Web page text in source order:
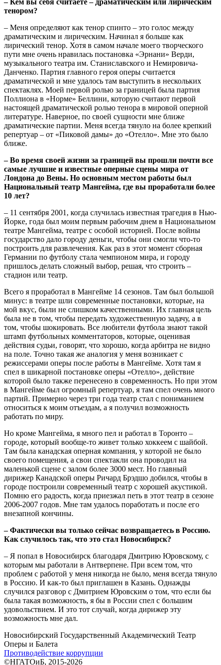
– Кем вы себя считаете – драматическим или лирическим
тенором?
– Меня определяют как тенор спинто – это голос между
драматическим и лирическим. Начинал я больше как
лирический тенор. Хотя в самом начале моего творческого
пути мне очень нравилась постановка «Эрнани» Верди,
музыкального театра им. Станиславского и Немировича-
Данченко. Партия главного героя оперы считается
драматической и мне удалось там выступить в нескольких
спектаклях. Моей первой ролью за границей была партия
Поллиона в «Норме» Беллини, которую считают первой
настоящей драматической ролью тенора в мировой оперной
литературе. Наверное, по своей сущности мне ближе
драматические партии. Меня всегда тянуло на более крепкий
репертуар – от «Пиковой дамы» до «Отелло». Мне это было
ближе.
– Во время своей жизни за границей вы прошли почти все
самые лучшие и известные оперные сцены мира от
Лондона до Вены. Но основным местом работы был
Национальный театр Мангейма, где вы проработали более
10 лет?
– 11 сентября 2001, когда случилась известная трагедия в Нью-
Йорке, года был моим первым рабочим днем в Национальном
театре Мангейма, театре с особой историей. После войны
государство дало городу деньги, чтобы они смогли что-то
построить для развлечения. Как раз в этот момент сборная
Германии по футболу стала чемпионом мира, и городу
пришлось делать сложный выбор, решая, что строить –
стадион или театр.
Всего я проработал в Мангейме 14 сезонов. Там был большой
минус: в театре шли современные постановки, которые, на
мой вкус, были не слишком качественными. Их главная цель
была не в том, чтобы передать художественную задачу, а в
том, чтобы шокировать. Все любители футбола знают такой
штамп футбольных комментаторов, которые, оценивая
действия судьи, говорят, что хорошо, когда арбитра не видно
на поле. Точно такая же аналогия у меня возникает с
режиссерами оперы после работы в Мангейме. Хотя там я
спел в шикарной постановке оперы «Отелло», действие
которой было также перенесено в современность. Но при этом
в Мангейме был огромный репертуар, я там спел очень много
партий. Примерно через три года театр стал с пониманием
относиться к моим отъездам, а я получил возможность
работать по миру.
Но кроме Мангейма, я много пел и работал в Торонто –
городе, который вообще-то живет только хоккеем с шайбой.
Там была канадская оперная компания, у которой не было
своего помещения, а свои спектакли она проводил на
маленькой сцене с залом более 3000 мест. Но главный
дирижер Канадской оперы Ричард Брэдшо добился, чтобы в
городе построили современный театр с хорошей акустикой.
Помню его радость, когда приезжал петь в этот театр в сезоне
2006-2007 годов. Мне там удалось поработать и после его
внезапной кончины.
– Фактически вы только сейчас возвращаетесь в Россию.
Как случилось так, что это стал Новосибирск?
– Я попал в Новосибирск благодаря Дмитрию Юровскому, с
которым мы работали в Антверпене. При всем том, что
проблем с работой у меня никогда не было, меня всегда тянуло
в Россию. И как-то был приглашен в Казань. Однажды
случился разговор с Дмитрием Юровским о том, что если бы
была такая возможность, я бы в России спел с большим
удовольствием. И это тот случай, когда дирижер эту
возможность мне дал.
Новосибирский Государственный Академический Театр
Оперы и Балета
Противодействие коррупции
©НГАТОиБ, 2015-2026